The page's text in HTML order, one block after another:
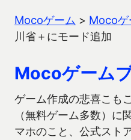
Mocoゲーム > Mocoゲ
川省＋にモード追加
Mocoゲーム
ゲーム作成の悲喜こも
（無料ゲーム多数）に
マホのこと、公式スト